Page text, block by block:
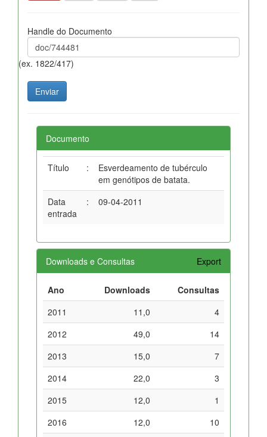
Handle do Documento
(ex. 1822/417)
Documento
Título :
Esverdeamento de tubérculo
em genótipos de batata.
Data
entrada
: 09-04-2011
Downloads e Consultas Export
Ano Downloads
Consultas
2011
11,0
4
2012
49,0
14
2013
15,0
7
2014
22,0
3
2015
12,0
1
2016
12,0
10